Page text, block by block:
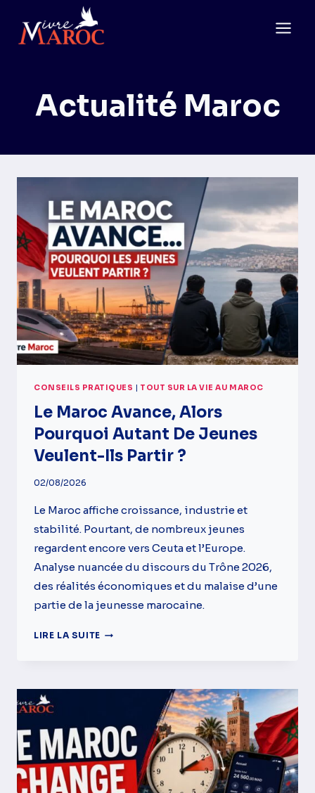
contenu
Actualité Maroc
CONSEILS PRATIQUES | TOUT SUR LA VIE AU MAROC
Le Maroc Avance, Alors
Pourquoi Autant De Jeunes
Veulent-Ils Partir ?
02/08/2026
Le Maroc affiche croissance, industrie et
stabilité. Pourtant, de nombreux jeunes
regardent encore vers Ceuta et l’Europe.
Analyse nuancée du discours du Trône 2026,
des réalités économiques et du malaise d’une
partie de la jeunesse marocaine.
LIRE LA SUITE LE
POURQUOI
JEUNES
VEULENT-
ILS
PARTIR